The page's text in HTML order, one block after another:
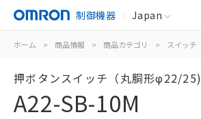
制御機器 Japan
ホーム > 商品情報 > 商品カテゴリ > スイッチ
押ボタンスイッチ（丸胴形φ22/25)
A22-SB-10M